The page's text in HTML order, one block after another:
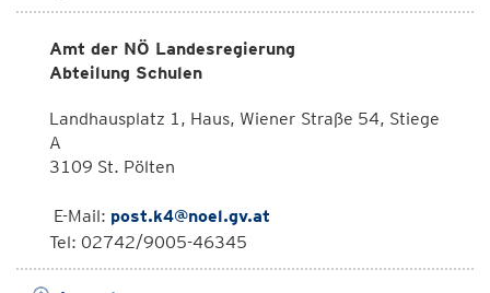
Amt der NÖ Landesregierung
Abteilung Schulen
Landhausplatz 1, Haus, Wiener Straße 54, Stiege
A
3109 St. Pölten
E-Mail: post.k4@noel.gv.at
Tel: 02742/9005-46345